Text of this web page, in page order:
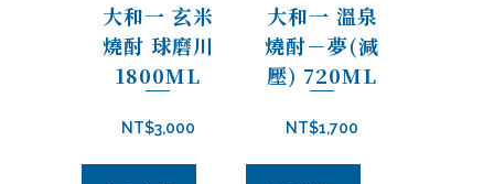
大和一 玄米
燒酎 球磨川
1800ML
NT$3,000
大和一 溫泉
燒酎－夢(減
壓) 720ML
NT$1,700